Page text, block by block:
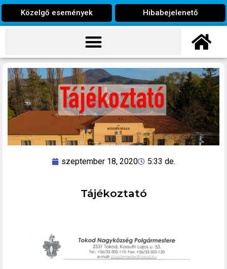
Közelgő események Hibabejelenető
szeptember 18, 2020 5:33 de.
Tájékoztató